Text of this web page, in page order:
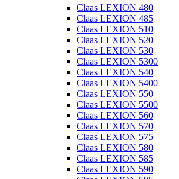
Claas LEXION 480
Claas LEXION 485
Claas LEXION 510
Claas LEXION 520
Claas LEXION 530
Claas LEXION 5300
Claas LEXION 540
Claas LEXION 5400
Claas LEXION 550
Claas LEXION 5500
Claas LEXION 560
Claas LEXION 570
Claas LEXION 575
Claas LEXION 580
Claas LEXION 585
Claas LEXION 590